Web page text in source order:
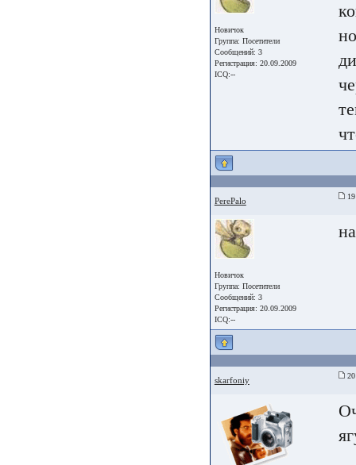
Новичок
Группа: Посетители
Сообщений: 3
Регистрация: 20.09.2009
ICQ:--
PerePalo 19
Новичок
Группа: Посетители
Сообщений: 3
Регистрация: 20.09.2009
ICQ:--
skarfoniy 20